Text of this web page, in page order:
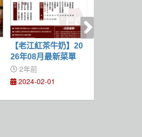
【老江紅茶牛奶】20
26年08月最新菜單
2年前
2024-02-01